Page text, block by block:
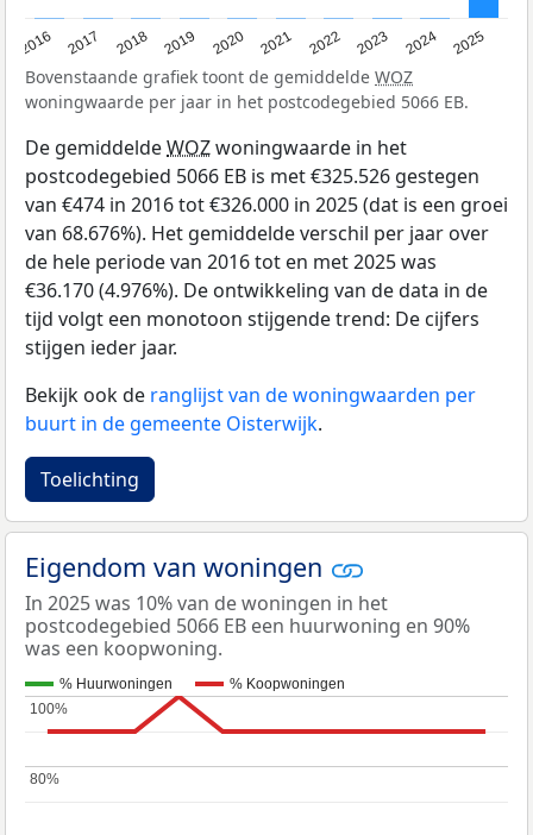
2016 2017 2018 2019 2020 2021 2022 2023 2024 2025
Bovenstaande grafiek toont de gemiddelde WOZ
woningwaarde per jaar in het postcodegebied 5066 EB.
De gemiddeldeWOZwoningwaarde in het
postcodegebied 5066 EB is met €325.526 gestegen
van €474 in 2016 tot €326.000 in 2025 (dat is een groei
van 68.676%). Het gemiddelde verschil per jaar over
de hele periode van 2016 tot en met 2025 was
€36.170 (4.976%). De ontwikkeling van de data in de
tijd volgt een monotoon stijgende trend: De cijfers
stijgen ieder jaar.
Bekijk ook de ranglijst van de woningwaarden per
buurt in de gemeente Oisterwijk.
Toelichting
Eigendom van woningen
In 2025 was 10% van de woningen in het
postcodegebied 5066 EB een huurwoning en 90%
was een koopwoning.
% Huurwoningen % Koopwoningen
80%
80%
100%
100%